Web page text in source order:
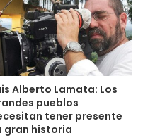
Alberto Lamata: Los
pueblos
tener presente
gran historia